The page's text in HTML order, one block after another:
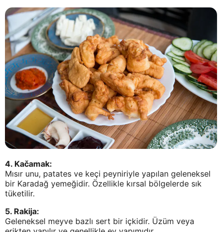
4. Kačamak:
Mısır unu, patates ve keçi peyniriyle yapılan geleneksel
bir Karadağ yemeğidir. Özellikle kırsal bölgelerde sık
tüketilir.
5. Rakija:
Geleneksel meyve bazlı sert bir içkidir. Üzüm veya